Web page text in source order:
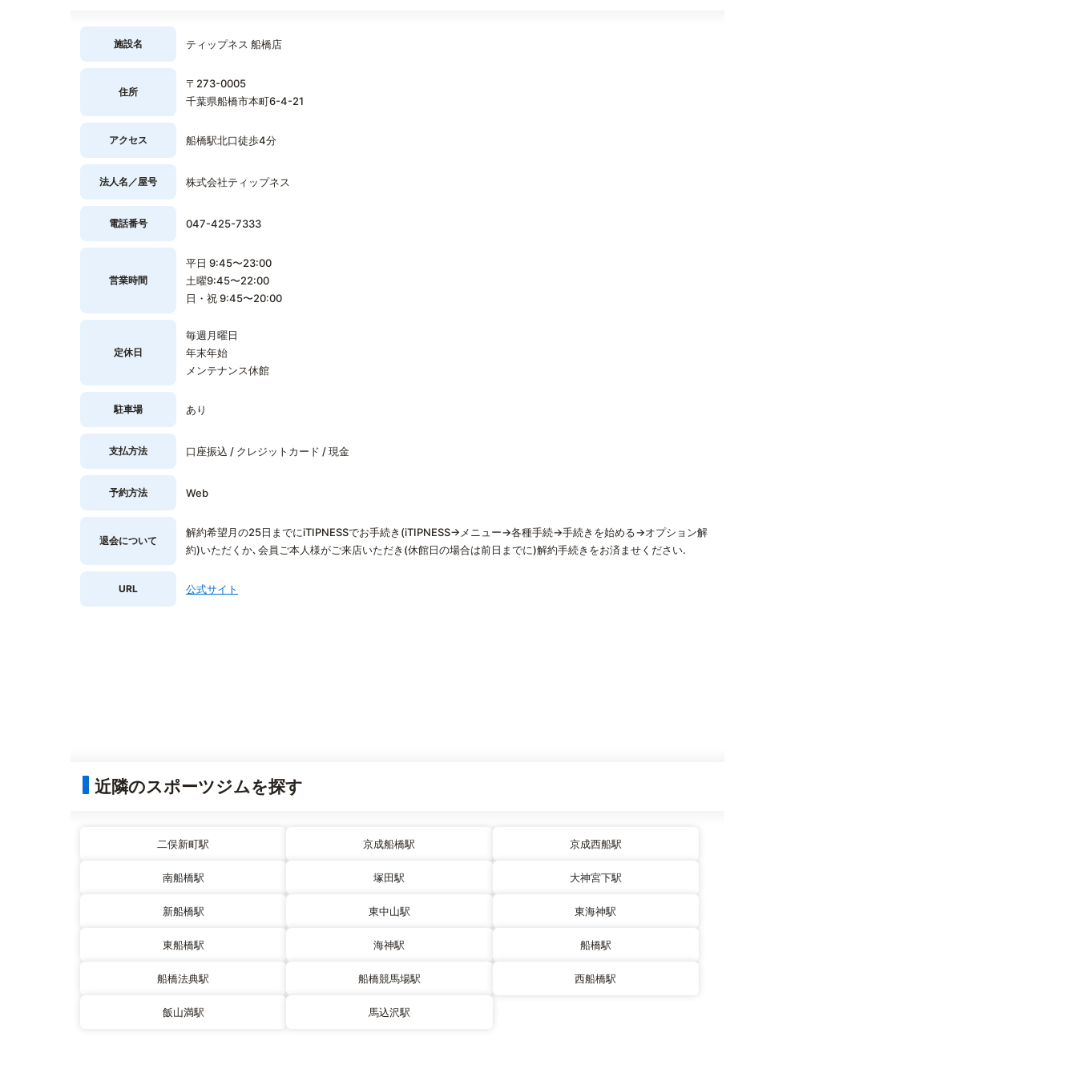
施設名 ティップネス 船橋店
住所
〒273-0005
千葉県船橋市本町6-4-21
アクセス 船橋駅北口徒歩4分
法人名／屋号 株式会社ティップネス
電話番号 047-425-7333
営業時間
平日 9:45〜23:00
土曜9:45〜22:00
日・祝 9:45〜20:00
定休日
毎週月曜日
年末年始
メンテナンス休館
駐車場 あり
支払方法 口座振込 / クレジットカード / 現金
予約方法 Web
退会について
解約希望月の25日までにiTIPNESSでお手続き(iTIPNESS→メニュー→各種手続→手続きを始める→オプション解
約)いただくか､会員ご本人様がご来店いただき(休館日の場合は前日までに)解約手続きをお済ませください.
URL 公式サイト
近隣のスポーツジムを探す
二俣新町駅 京成船橋駅 京成西船駅
南船橋駅 塚田駅 大神宮下駅
新船橋駅 東中山駅 東海神駅
東船橋駅 海神駅 船橋駅
船橋法典駅 船橋競馬場駅 西船橋駅
飯山満駅 馬込沢駅